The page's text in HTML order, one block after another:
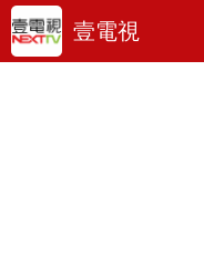
壹電視